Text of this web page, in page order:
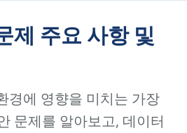
제 주요 사항 및
경에 영향을 미치는 가장
문제를 알아보고, 데이터